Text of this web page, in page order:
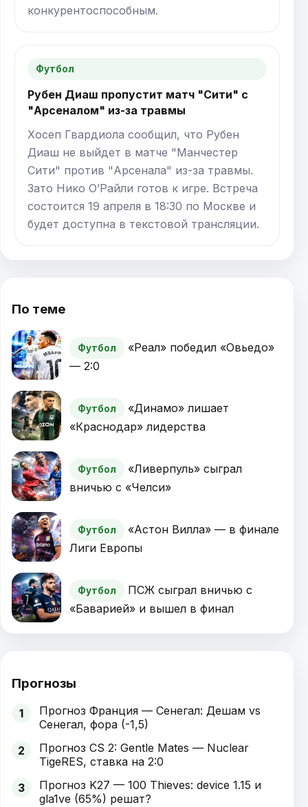
конкурентоспособным.
Футбол
Рубен Диаш пропустит матч "Сити" с
"Арсеналом" из-за травмы
Хосеп Гвардиола сообщил, что Рубен
Диаш не выйдет в матче "Манчестер
Сити" против "Арсенала" из-за травмы.
Зато Нико О’Райли готов к игре. Встреча
состоится 19 апреля в 18:30 по Москве и
будет доступна в текстовой трансляции.
По теме
Футбол
«Реал» победил «Овьедо»
— 2:0
Футбол
«Динамо» лишает
«Краснодар» лидерства
Футбол
«Ливерпуль» сыграл
вничью с «Челси»
Футбол
«Астон Вилла» — в финале
Лиги Европы
Футбол
ПСЖ сыграл вничью с
«Баварией» и вышел в финал
Прогнозы
1
Прогноз Франция — Сенегал: Дешам vs
Сенегал, фора (-1,5)
2
Прогноз CS 2: Gentle Mates — Nuclear
TigeRES, ставка на 2:0
3
Прогноз K27 — 100 Thieves: device 1.15 и
gla1ve (65%) решат?